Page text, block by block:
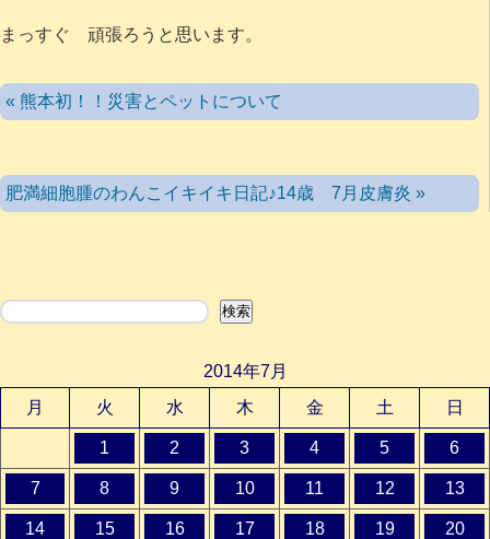
まっすぐ 頑張ろうと思います。
« 熊本初！！災害とペットについて
肥満細胞腫のわんこイキイキ日記♪14歳 7月皮膚炎 »
検索 検索
2014年7月
月
火 水 木 金 土 日
1 2 3 4 5 6
7 8 9 10 11 12 13
14 15 16 17 18 19 20